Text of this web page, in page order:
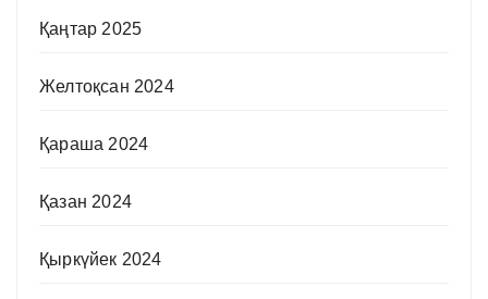
Қаңтар 2025
Желтоқсан 2024
Қараша 2024
Қазан 2024
Қыркүйек 2024